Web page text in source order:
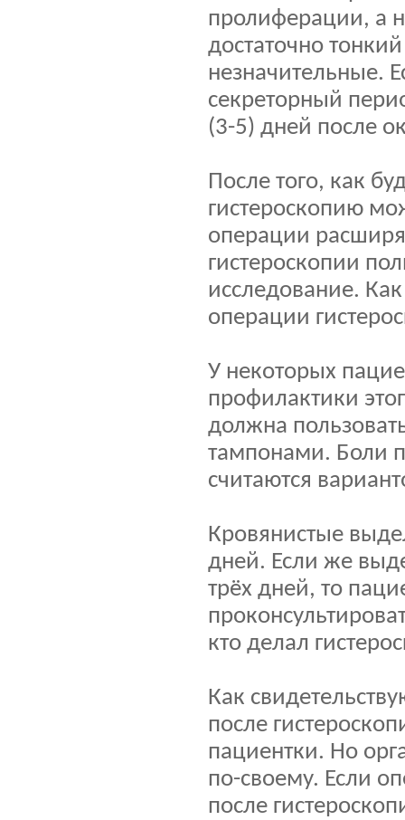
пролиферации, а
достаточно
незначительные.
секреторный
(3-5) дней после
После того, как
гистероскопию
операции
гистероскопии
исследование.
операции
У некоторых
профилактики
должна
тампонами. Боли
считаются
Кровянистые
дней. Если же
трёх дней, то
кто делал
Как
после
пациентки. Но
по-своему. Если
после